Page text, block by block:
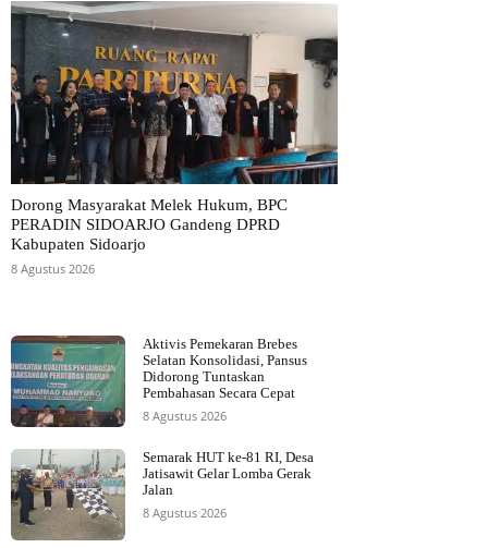
Dorong Masyarakat Melek Hukum, BPC
PERADIN SIDOARJO Gandeng DPRD
Kabupaten Sidoarjo
8 Agustus 2026
Aktivis Pemekaran Brebes
Selatan Konsolidasi, Pansus
Didorong Tuntaskan
Pembahasan Secara Cepat
8 Agustus 2026
Semarak HUT ke-81 RI, Desa
Jatisawit Gelar Lomba Gerak
Jalan
8 Agustus 2026